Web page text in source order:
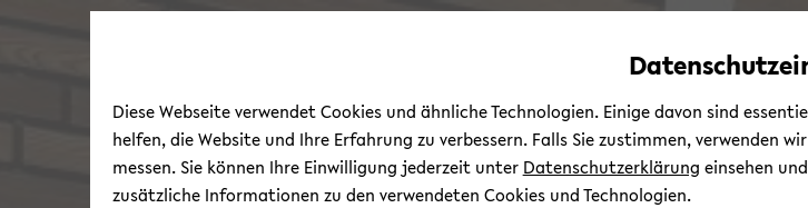
zum
zum
zum
Diese Webseite verwendet Cookies und ähnliche Technologien. Einige davon sind
helfen, die Website und Ihre Erfahrung zu verbessern. Falls Sie zustimmen, verwenden
messen. Sie können Ihre Einwilligung jederzeit unter Datenschutzerklärung einsehen
zusätzliche Informationen zu den verwendeten Cookies und Technologien.